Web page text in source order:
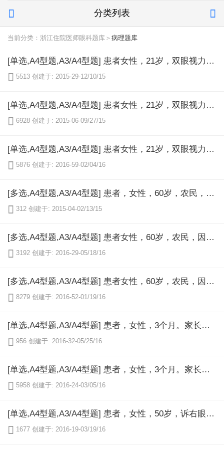
 分类列表 
当前分类：浙江住院医师眼科题库＞ 病理题库
[单选,A4型题,A3/A4型题] 患者女性，21岁，双眼视力逐渐下降2年，左眼明显加重半年，无眼红、痛及外伤史。查体，身高1．7米，四肢修长，指（趾）呈蜘蛛指（趾）样改变。右眼视力0．3，针孔0．8，结膜无充血，角膜透明，虹膜震颤，瞳孔3mm×3mm，晶状体透明。左眼视力0．1，针孔无提高，结膜无充血，角膜透明，虹膜震颤，瞳孔3mm×3mm，晶状体透明，于瞳孔区中央见其鼻侧的赤道部。对于该患者的诊断是（）
 5513 创建于: 2015-29-12/10/15
[单选,A4型题,A3/A4型题] 患者女性，21岁，双眼视力逐渐下降2年，左眼明显加重半年，无眼红、痛及外伤史。查体，身高1．7米，四肢修长，指（趾）呈蜘蛛指（趾）样改变。右眼视力0．3，针孔0．8，结膜无充血，角膜透明，虹膜震颤，瞳孔3mm×3mm，晶状体透明。左眼视力0．1，针孔无提高，结膜无充血，角膜透明，虹膜震颤，瞳孔3mm×3mm，晶状体透明，于瞳孔区中央见其鼻侧的赤道部。对于该患者还需注意的全身其他异常情况是（）
 6928 创建于: 2015-06-09/27/15
[单选,A4型题,A3/A4型题] 患者女性，21岁，双眼视力逐渐下降2年，左眼明显加重半年，无眼红、痛及外伤史。查体，身高1．7米，四肢修长，指（趾）呈蜘蛛指（趾）样改变。右眼视力0．3，针孔0．8，结膜无充血，角膜透明，虹膜震颤，瞳孔3mm×3mm，晶状体透明。左眼视力0．1，针孔无提高，结膜无充血，角膜透明，虹膜震颤，瞳孔3mm×3mm，晶状体透明，于瞳孔区中央见其鼻侧的赤道部。该患者的治疗方案不恰当的是（）
 5876 创建于: 2016-59-02/04/16
[多选,A4型题,A3/A4型题] 患者，女性，60岁，农民，因"双眼视力逐渐下降5年"来眼科门诊求医。患者于5年前出现双眼视力逐渐下降，不伴眼红、眼痛、眼胀等不适。近半年右眼几乎看不见物体，曾经在某医院诊断为右眼老年性白内障已成熟，现要求行右眼复明手术。既往史：近数年常有多尿口渴，多饮、多食、体重渐减病史。左眼常年流泪，常伴有很多眼屎。体检发现患者血压在正常范围内，心电图检查及肝肾功能检查无异常，眼部检查：Vod：0．08，Vos：0．5，矫正视力无明显提高。双眼结膜无充血，角膜透明，KP（-），Tyndall征（-），右眼晶状体混浊CN，左眼晶状体混浊C2N2P1。密切联系病史，你认为该患者行右眼白内障手术前还需排除哪些疾病（）
 312 创建于: 2015-04-02/13/15
[多选,A4型题,A3/A4型题] 患者女性，60岁，农民，因"双眼视力逐渐下降5年"来眼科门诊求医。患者于5年前出现双眼视力逐渐下降，不伴眼红、眼痛、眼胀等不适。近半年右眼几乎看不见物体，曾经在某医院诊断为右眼老年性白内障已成熟，现要求行右眼复明手术。既往史：近数年常有多尿口渴，多饮、多食、体重渐减病史。左眼常年流泪，常伴有很多眼屎。体检发现患者血压在正常范围内，心电图检查及肝肾功能检查无异常，眼部检查：Vod：0．08，Vos：0．5，矫正视力无明显提高。双眼结膜无充血，角膜透明，KP（-），Tyndall征（-），右眼晶状体混浊C3N4，左眼晶状体混浊C2N2P1。对患者左眼行泪道冲洗发现：从下泪点进针，碰不到骨壁，无水入咽喉，冲洗液全部从上泪点反流，伴有大量脓性分泌物。接下来应该怎样处理（）
 3192 创建于: 2016-29-05/18/16
[多选,A4型题,A3/A4型题] 患者女性，60岁，农民，因"双眼视力逐渐下降5年"来眼科门诊求医。患者于5年前出现双眼视力逐渐下降，不伴眼红、眼痛、眼胀等不适。近半年右眼几乎看不见物体，曾经在某医院诊断为右眼老年性白内障已成熟，现要求行右眼复明手术。既往史：近数年常有多尿口渴，多饮、多食、体重渐减病史。左眼常年流泪，常伴有很多眼屎。体检发现患者血压在正常范围内，心电图检查及肝肾功能检查无异常，眼部检查：Vod：0．08，Vos：0．5，矫正视力无明显提高。双眼结膜无充血，角膜透明，KP（-），Tyndall征（-），右眼晶状体混浊C3N4，左眼晶状体混浊C2N2P1。血糖检测证实该患者确实已患糖尿病，经过一段时间的药物治疗后，血糖控制到正常水平，准备行白内障手术，此时患者家属对手术后效果提出了疑问，由于右眼晶状体混浊严重，眼底情况窥不清。以下哪些措施有助于预测其术后效果（）
 8279 创建于: 2016-52-01/19/16
[单选,A4型题,A3/A4型题] 患者，女性，3个月。家长发现其出生后左眼溢泪，无分泌物。检查发现左侧泪道冲洗时有阻力，冲洗液全部由另一泪点反流，不伴分泌物，无吞咽动作，余未见异常。下面治疗方法中不正确的是（）
 956 创建于: 2016-32-05/25/16
[单选,A4型题,A3/A4型题] 患者，女性，3个月。家长发现其出生后左眼溢泪，无分泌物。检查发现左侧泪道冲洗时有阻力，冲洗液全部由另一泪点反流，不伴分泌物，无吞咽动作，余未见异常。可能的诊断为（）
 5958 创建于: 2016-24-03/05/16
[单选,A4型题,A3/A4型题] 患者，女性，50岁，诉右眼迎风流泪偶伴分泌物3个月余。查体：右眼视力正常，右侧泪道冲洗时有阻力，冲洗针头可碰及骨壁，冲洗液全部由另一泪点反流，伴有中等量脓性分泌物，余未见异常。可能的诊断是（）
 1677 创建于: 2016-19-03/19/16